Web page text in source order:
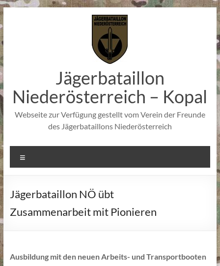
Zum
springen
Jägerbataillon
Niederösterreich – Kopal
Webseite zur Verfügung gestellt vom Verein der Freunde
des Jägerbataillons Niederösterreich
Jägerbataillon NÖ übt
Zusammenarbeit mit Pionieren
Ausbildung mit den neuen Arbeits- und Transportbooten